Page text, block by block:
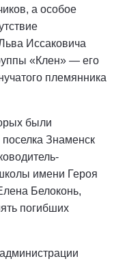
а особое
Иссаковича
«Клен» — его
племянника
были
поселка Знаменск
имени Героя
Белоконь,
погибших